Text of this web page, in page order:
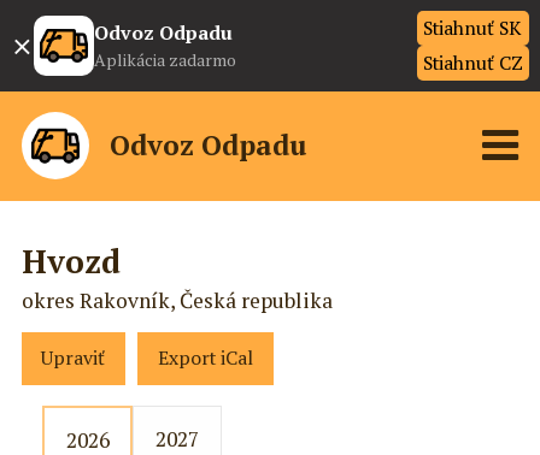
× Odvoz Odpadu
Aplikácia zadarmo
Stiahnuť SK
Stiahnuť CZ
Odvoz Odpadu
Hvozd
okres Rakovník, Česká republika
Upraviť Export iCal
2026 2027